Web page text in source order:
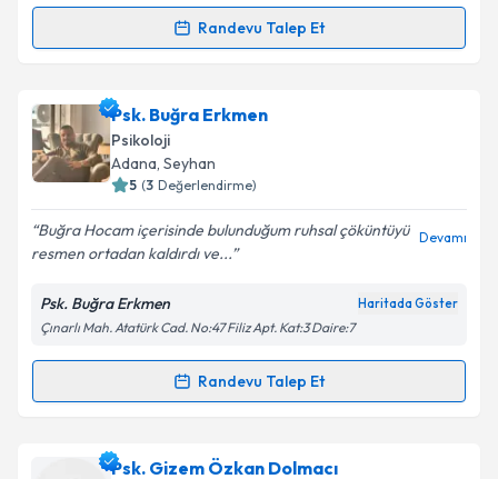
kapsamda işlenmesini kabul ediyorum.
Randevu Talep Et
Randevu Takvimi Talebi
Psk. Sinem Kayış için randevu takvimi talebi
oluşturun. Size bu uzmandan randevu almanız için bir
takvim hazırlandığında e-posta ile bilgilendireceğiz.
Kişisel verilerimin işlenmesine ilişkin
Aydınlatma
Metni'ni okudum ve kişisel verilerimin belirtilen
kapsamda işlenmesini kabul ediyorum.
Psk. Buğra Erkmen
Psikoloji
Adana, Seyhan
5 (3 Değerlendirme)
Buğra Hocam içerisinde bulunduğum ruhsal çöküntüyü
resmen ortadan kaldırdı ve...
Devamı
Psk. Buğra Erkmen Haritada Göster
Çınarlı Mah. Atatürk Cad. No:47 Filiz Apt. Kat:3 Daire:7
Randevu Talep Et
Randevu Takvimi Talebi
Psk. Buğra Erkmeniçin randevu takvimi talebi
Psk. Gizem Özkan Dolmacı